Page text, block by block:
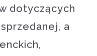
dotyczących
a